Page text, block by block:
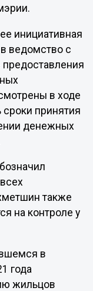
инициативная
ведомство с
в ходе
принятия
денежных
также
на контроле у
в
года
жильцов